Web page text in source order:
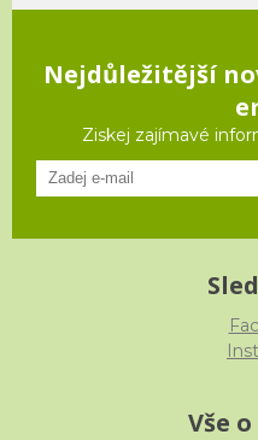
Nejdůležitější
Ziskej zajímavé
Vše